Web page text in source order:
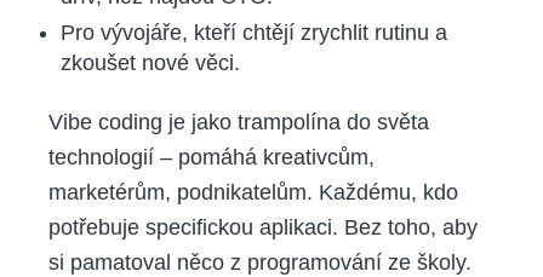
Pro vývojáře, kteří chtějí zrychlit rutinu a
zkoušet nové věci.
Vibe coding je jako trampolína do světa
technologií – pomáhá kreativcům,
marketérům, podnikatelům. Každému, kdo
potřebuje specifickou aplikaci. Bez toho, aby
si pamatoval něco z programování ze školy.